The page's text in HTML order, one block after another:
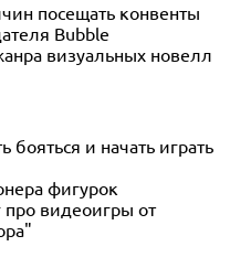
посещать конвенты
Bubble
визуальных новелл
бояться и начать играть
фигурок
видеоигры от